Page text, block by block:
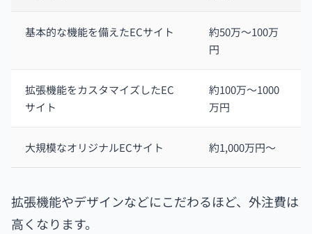
基本的な機能を備えたECサイト
約50万～100万
円
拡張機能をカスタマイズしたEC
サイト
約100万～1000
万円
大規模なオリジナルECサイト 約1,000万円～
拡張機能やデザインなどにこだわるほど、外注費は
高くなります。